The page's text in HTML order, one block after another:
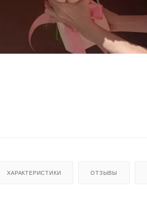
ХАРАКТЕРИСТИКИ ОТЗЫВЫ